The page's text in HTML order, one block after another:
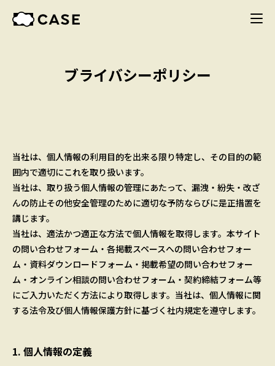
ブライバシーポリシー
当社は、個人情報の利用目的を出来る限り特定し、その目的の範
囲内で適切にこれを取り扱います。
当社は、取り扱う個人情報の管理にあたって、漏洩・紛失・改ざ
んの防止その他安全管理のために適切な予防ならびに是正措置を
講じます。
当社は、適法かつ適正な方法で個人情報を取得します。本サイト
の問い合わせフォーム・各掲載スペースへの問い合わせフォー
ム・資料ダウンロードフォーム・掲載希望の問い合わせフォー
ム・オンライン相談の問い合わせフォーム・契約締結フォーム等
にご入力いただく方法により取得します。当社は、個人情報に関
する法令及び個人情報保護方針に基づく社内規定を遵守します。
1. 個人情報の定義